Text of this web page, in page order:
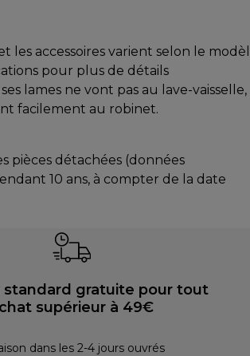
les accessoires varient selon le
pour plus de détails
lames ne vont pas au lave-vaisselle,
facilement au robinet.
pièces détachées (données
10 ans, à compter de la date
standard gratuite pour tout
supérieur à 49€
dans les 2-4 jours ouvrés